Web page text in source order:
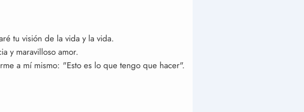
tu visión de la vida y la vida.
y maravilloso amor.
a mí mismo: "Esto es lo que tengo que hacer".